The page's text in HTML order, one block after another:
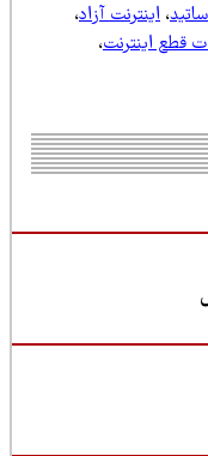
،اینترنت آزاد،
اینترنت،